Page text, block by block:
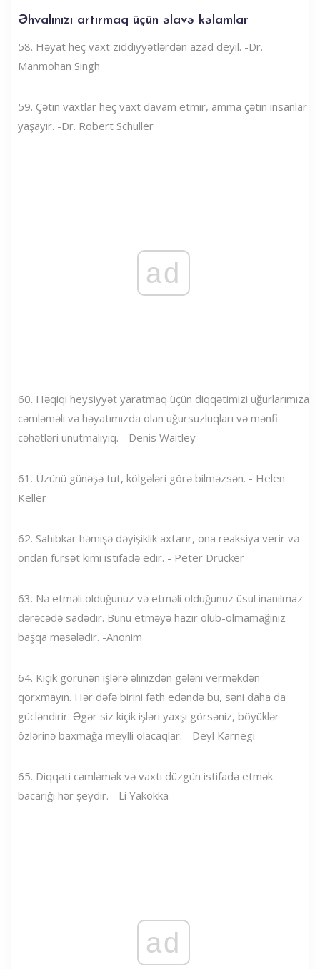
Əhvalınızı artırmaq üçün əlavə kəlamlar
58. Həyat heç vaxt ziddiyyətlərdən azad deyil. -Dr.
Manmohan Singh
59. Çətin vaxtlar heç vaxt davam etmir, amma çətin insanlar
yaşayır. -Dr. Robert Schuller
ad
60. Həqiqi heysiyyət yaratmaq üçün diqqətimizi uğurlarımıza
cəmləməli və həyatımızda olan uğursuzluqları və mənfi
cəhətləri unutmalıyıq. - Denis Waitley
61. Üzünü günəşə tut, kölgələri görə bilməzsən. - Helen
Keller
62. Sahibkar həmişə dəyişiklik axtarır, ona reaksiya verir və
ondan fürsət kimi istifadə edir. - Peter Drucker
63. Nə etməli olduğunuz və etməli olduğunuz üsul inanılmaz
dərəcədə sadədir. Bunu etməyə hazır olub-olmamağınız
başqa məsələdir. -Anonim
64. Kiçik görünən işlərə əlinizdən gələni verməkdən
qorxmayın. Hər dəfə birini fəth edəndə bu, səni daha da
gücləndirir. Əgər siz kiçik işləri yaxşı görsəniz, böyüklər
özlərinə baxmağa meylli olacaqlar. - Deyl Karnegi
65. Diqqəti cəmləmək və vaxtı düzgün istifadə etmək
bacarığı hər şeydir. - Li Yakokka
ad